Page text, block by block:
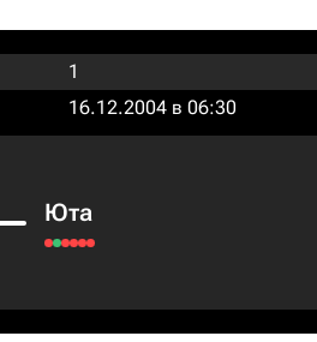
1
16.12.2004 в 06:30
Юта